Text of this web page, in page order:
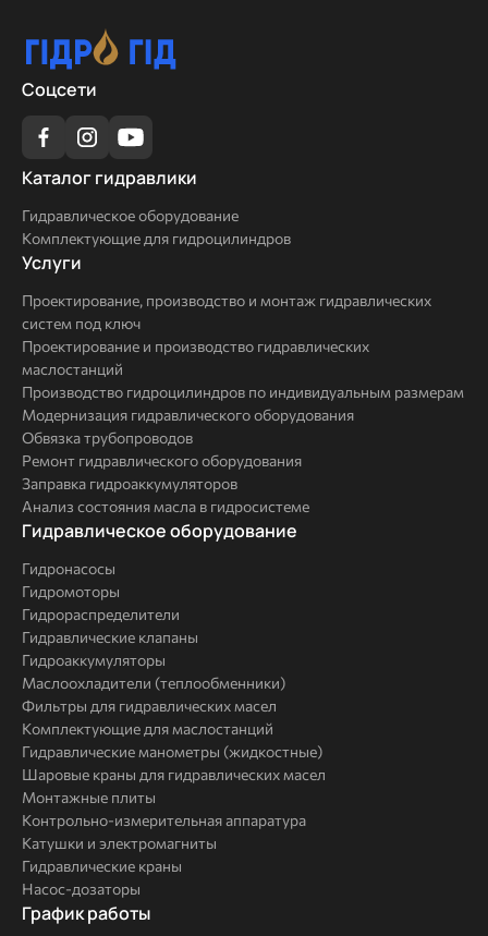
Соцсети
Каталог
Каталог гидравлики
Гидравлическое оборудование
Комплектующие для гидроцилиндров
Услуги
Услуги
Проектирование, производство и монтаж гидравлических
систем под ключ
Проектирование и производство гидравлических
маслостанций
Производство гидроцилиндров по индивидуальным размерам
Модернизация гидравлического оборудования
Обвязка трубопроводов
Ремонт гидравлического оборудования
Заправка гидроаккумуляторов
Анализ состояния масла в гидросистеме
Комплексные
Гидравлическое оборудование
Гидронасосы
Гидромоторы
Гидрораспределители
Гидравлические клапаны
Гидроаккумуляторы
Маслоохладители (теплообменники)
Фильтры для гидравлических масел
Комплектующие для маслостанций
Гидравлические манометры (жидкостные)
Шаровые краны для гидравлических масел
Монтажные плиты
Контрольно-измерительная аппаратура
Катушки и электромагниты
Гидравлические краны
Насос-дозаторы
График работы